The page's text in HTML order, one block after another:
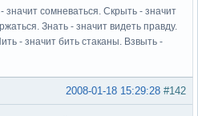
сомневаться. Скрыть - значит
Знать - значит видеть правду.
- значит бить стаканы. Взвыть -
#142
2008-01-18 15:29:28